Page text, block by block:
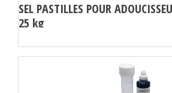
SEL PASTILLES POUR
25 kg